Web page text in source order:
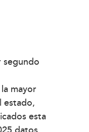
segundo
mayor
estado,
esta